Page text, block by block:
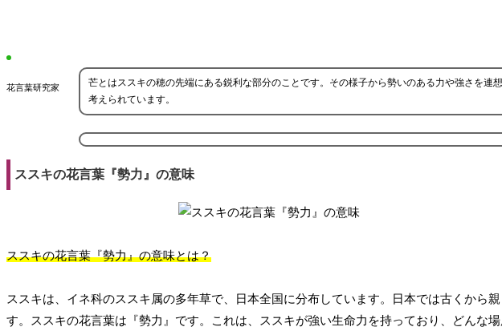
花言葉研究家
芒とはススキの穂の先端にある鋭利な部分のことです。その様子から勢いのある力や強さを連
考えられています。
ススキの花言葉『勢力』の意味
ススキの花言葉『勢力』の意味とは？
ススキは、イネ科のススキ属の多年草で、日本全国に分布しています。日本では古くから
す。ススキの花言葉は『勢力』です。これは、ススキが強い生命力を持っており、どんな